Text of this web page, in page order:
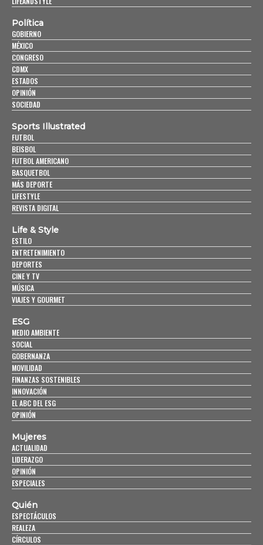
Política
GOBIERNO
MÉXICO
CONGRESO
CDMX
ESTADOS
OPINIÓN
SOCIEDAD
Sports Illustrated
FUTBOL
BEISBOL
FUTBOL AMERICANO
BASQUETBOL
MÁS DEPORTE
LIFESTYLE
REVISTA DIGITAL
Life & Style
ESTILO
ENTRETENIMIENTO
DEPORTES
CINE Y TV
MÚSICA
VIAJES Y GOURMET
ESG
MEDIO AMBIENTE
SOCIAL
GOBERNANZA
MOVILIDAD
FINANZAS SOSTENIBLES
INNOVACIÓN
EL ABC DEL ESG
OPINIÓN
Mujeres
ACTUALIDAD
LIDERAZGO
OPINIÓN
ESPECIALES
Quién
ESPECTÁCULOS
REALEZA
CÍRCULOS